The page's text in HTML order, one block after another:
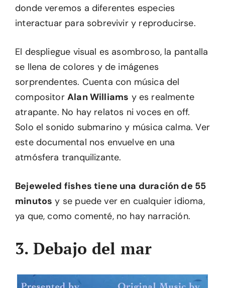
donde veremos a diferentes especies
interactuar para sobrevivir y reproducirse.
El despliegue visual es asombroso, la pantalla
se llena de colores y de imágenes
sorprendentes. Cuenta con música del
compositor Alan Williams y es realmente
atrapante. No hay relatos ni voces en off.
Solo el sonido submarino y música calma. Ver
este documental nos envuelve en una
atmósfera tranquilizante.
Bejeweled fishes tiene una duración de 55
minutos y se puede ver en cualquier idioma,
ya que, como comenté, no hay narración.
3. Debajo del mar